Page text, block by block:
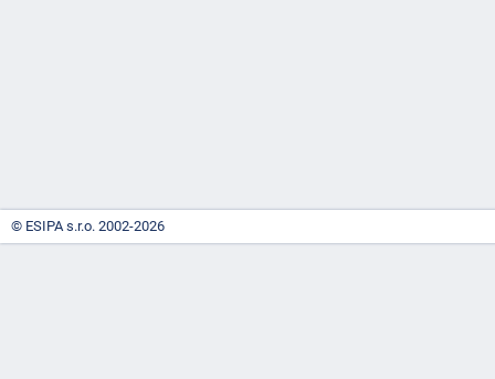
© ESIPA s.r.o. 2002-2026